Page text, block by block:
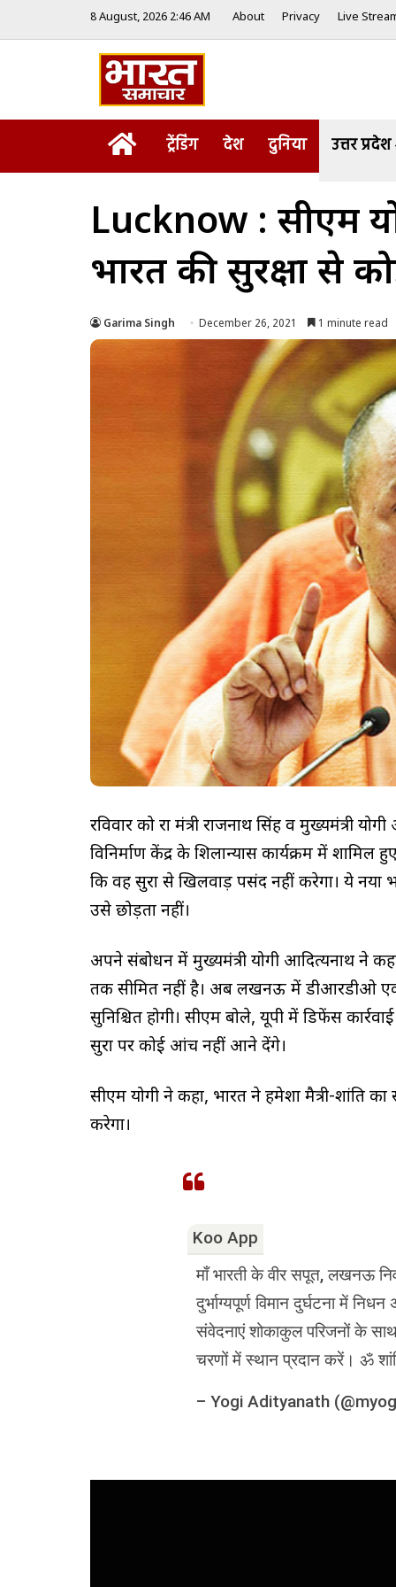
8 August, 2026 2:46 AM About Privacy Live
Homeट्रेंडिंग देश दुनिया उत्तर प्रदेश
Lucknow : सीएम
भारत की सुरक्षा से
Garima Singh December 26, 2021 1 minute read
रविवार को रक्षा मंत्री राजनाथ सिंह व मुख्यमंत्री
विनिर्माण केंद्र के शिलान्यास कार्यक्रम में
कि वह सुरक्षा से खिलवाड़ पसंद नहीं करेगा। ये
उसे छोड़ता नहीं।
अपने संबोधन में मुख्यमंत्री योगी आदित्यनाथ
तक सीमित नहीं है। अब लखनऊ में डीआरडीओ एक
सुनिश्चित होगी। सीएम बोले, यूपी में डिफेंस
सुरक्षा पर कोई आंच नहीं आने देंगे।
सीएम योगी ने कहा, भारत ने हमेशा मैत्री-शांति
करेगा।
Koo App
माँ भारती के वीर सपूत, लखनऊ
दुर्भाग्यपूर्ण विमान दुर्घटना में
संवेदनाएं शोकाकुल परिजनों के
चरणों में स्थान प्रदान करें। ॐ
– Yogi Adityanath